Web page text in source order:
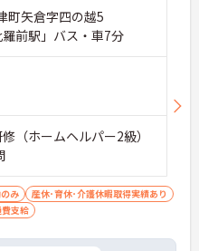
町矢倉字四の越5
前駅」バス・車7分
（ホームヘルパー2級）
み
産休･育休･介護休暇取得実績あり
支給